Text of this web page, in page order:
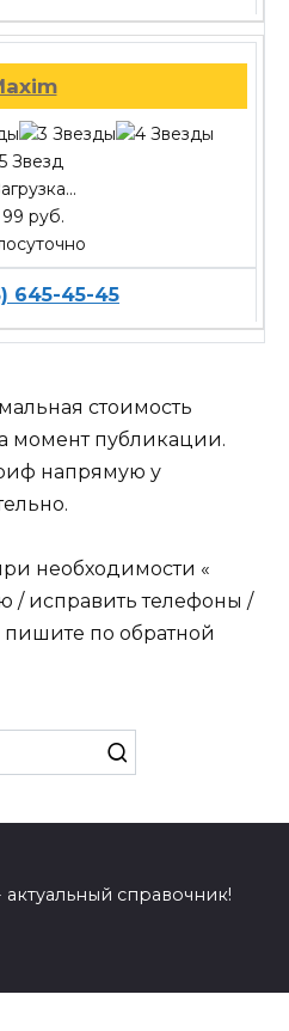
99 руб.
645-45-45
стоимость
момент публикации.
напрямую у
необходимости «
/ исправить телефоны /
по обратной
справочник!